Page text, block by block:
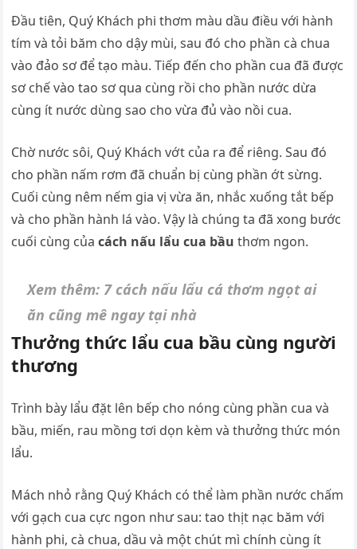
Đầu tiên, Quý Khách phi thơm màu dầu điều với hành
tím và tỏi băm cho dậy mùi, sau đó cho phần cà chua
vào đảo sơ để tạo màu. Tiếp đến cho phần cua đã được
sơ chế vào tao sơ qua cùng rồi cho phần nước dừa
cùng ít nước dùng sao cho vừa đủ vào nồi cua.
Chờ nước sôi, Quý Khách vớt của ra để riêng. Sau đó
cho phần nấm rơm đã chuẩn bị cùng phần ớt sừng.
Cuối cùng nêm nếm gia vị vừa ăn, nhắc xuống tắt bếp
và cho phần hành lá vào. Vậy là chúng ta đã xong bước
cuối cùng củacách nấu lẩu cua bầu thơm ngon.
Xem thêm: 7 cách nấu lẩu cá thơm ngọt ai
ăn cũng mê ngay tại nhà
Thưởng thức lẩu cua bầu cùng người
thương
Trình bày lẩu đặt lên bếp cho nóng cùng phần cua và
bầu, miến, rau mồng tơi dọn kèm và thưởng thức món
lẩu.
Mách nhỏ rằng Quý Khách có thể làm phần nước chấm
với gạch cua cực ngon như sau: tao thịt nạc băm với
hành phi, cà chua, dầu và một chút mì chính cùng ít